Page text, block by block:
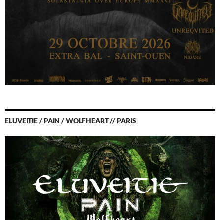
ELUVEITIE / PAIN / WOLFHEART // PARIS